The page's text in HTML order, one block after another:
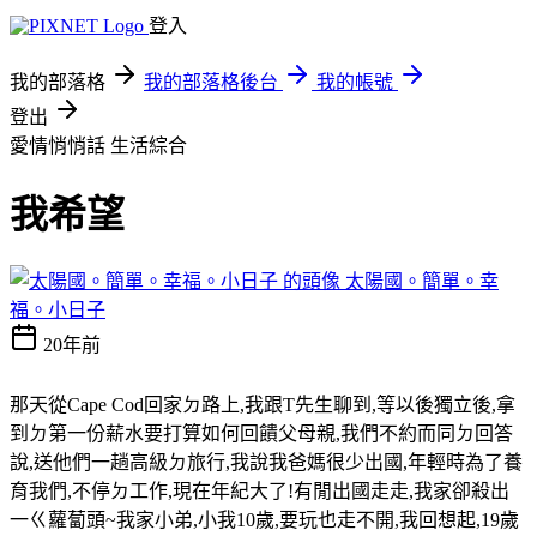
登入
我的部落格 我的部落格後台
我的帳號
登出
愛情悄悄話 生活綜合
我希望
太陽國。簡單。幸
福。小日子
20年前
那天從Cape Cod回家ㄉ路上,我跟T先生聊到,等以後獨立後,拿
到ㄉ第一份薪水要打算如何回饋父母親,我們不約而同ㄉ回答
說,送他們一趟高級ㄉ旅行,我說我爸媽很少出國,年輕時為了養
育我們,不停ㄉ工作,現在年紀大了!有閒出國走走,我家卻殺出
一ㄍ蘿蔔頭~我家小弟,小我10歲,要玩也走不開,我回想起,19歲